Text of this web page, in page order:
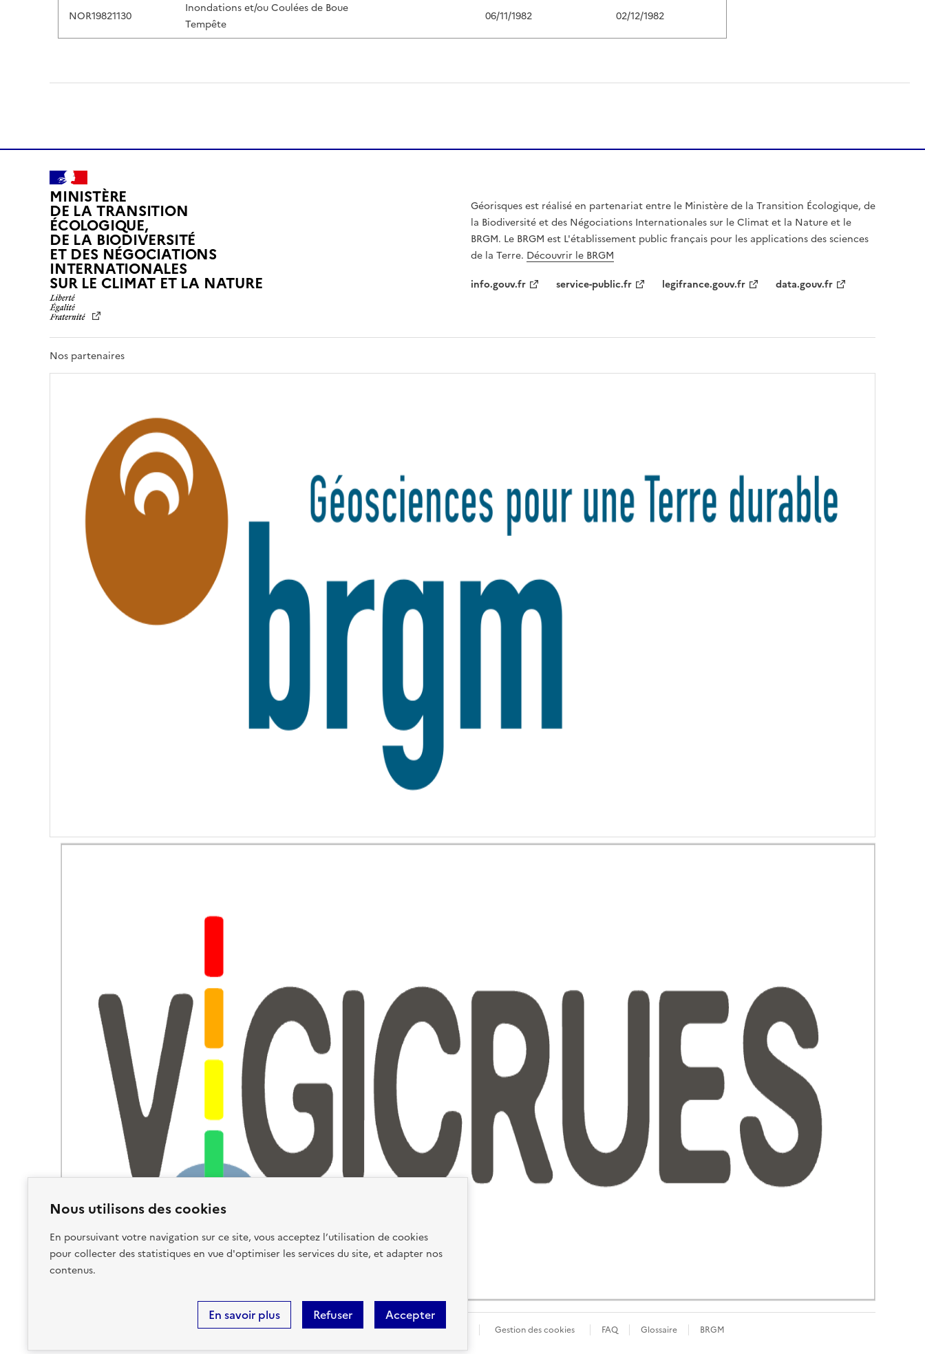
Nous utilisons des cookies
En poursuivant votre navigation sur ce site, vous acceptez l’utilisation de cookies
pour collecter des statistiques en vue d'optimiser les services du site, et adapter nos
contenus.
Accepter
Refuser
En savoir plus
NOR19821130
Inondations et/ou Coulées de Boue
Tempête
06/11/1982 02/12/1982
MINISTÈRE
DE LA TRANSITION
ÉCOLOGIQUE,
DE LA BIODIVERSITÉ
ET DES NÉGOCIATIONS
INTERNATIONALES
SUR LE CLIMAT ET LA NATUREL
R
É
R
R
N
T
Géorisques est réalisé en partenariat entre le Ministère de la Transition Écologique, de
la Biodiversité et des Négociations Internationales sur le Climat et la Nature et le
BRGM. Le BRGM est L'établissement public français pour les applications des sciences
de la Terre. Découvrir le BRGM
info.gouv.fr
service-public.fr legifrance.gouv.fr data.gouv.fr
Nos partenaires
Accessibilité : partiellement conforme Mentions Légales Données personnelles Gestion des cookies FAQ Glossaire BRGM